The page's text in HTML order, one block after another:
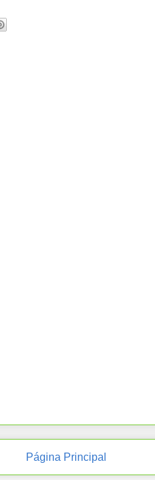
Página Principal